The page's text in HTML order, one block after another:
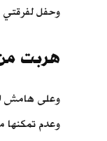
وحفل لفرقتي
هربت
وعلى هامش
وعدم تمكنها